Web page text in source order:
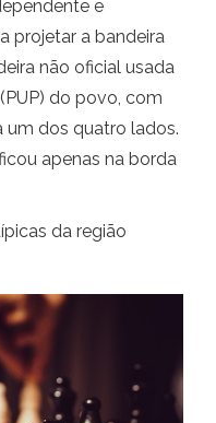
e
projetar a bandeira
não oficial usada
do povo, com
um dos quatro lados.
apenas na borda
da região